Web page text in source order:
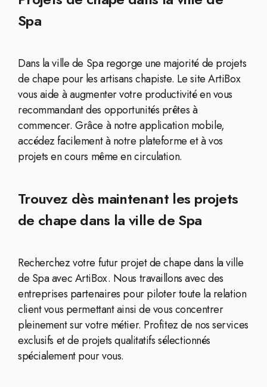
Spa
Dans la ville de Spa regorge une majorité de projets
de chape pour les artisans chapiste. Le site ArtiBox
vous aide à augmenter votre productivité en vous
recommandant des opportunités prêtes à
commencer. Grâce à notre application mobile,
accédez facilement à notre plateforme et à vos
projets en cours même en circulation.
Trouvez dès maintenant les projets
de chape dans la ville de Spa
Recherchez votre futur projet de chape dans la ville
de Spa avec ArtiBox. Nous travaillons avec des
entreprises partenaires pour piloter toute la relation
client vous permettant ainsi de vous concentrer
pleinement sur votre métier. Profitez de nos services
exclusifs et de projets qualitatifs sélectionnés
spécialement pour vous.